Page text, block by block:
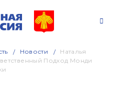
Новости
Наталья
Подход Монди